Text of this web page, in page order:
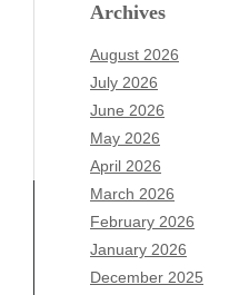
Archives
August 2026
July 2026
June 2026
May 2026
April 2026
March 2026
February 2026
January 2026
December 2025
Archives